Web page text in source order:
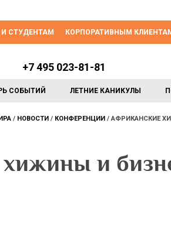
СТУДЕНТАМ КОРПОРАТИВНЫМ
СОБЫТИЙ ЛЕТНИЕ КАНИКУЛЫ
+7 495 023-81-81
НОВОСТИ КОНФЕРЕНЦИИ АФРИКАНСКИЕ
и